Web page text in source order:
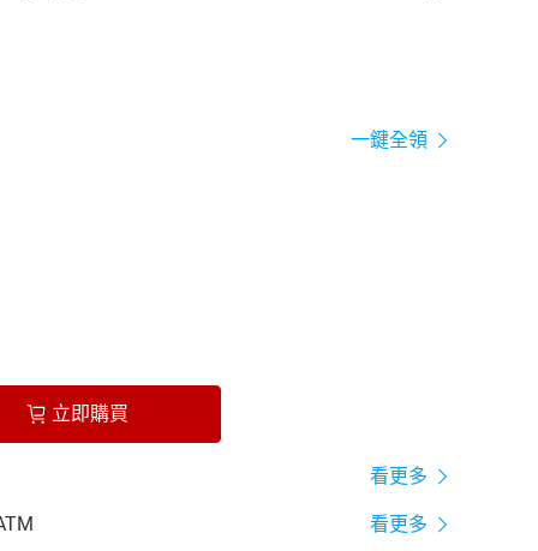
一鍵全領
立即購買
看更多
看更多